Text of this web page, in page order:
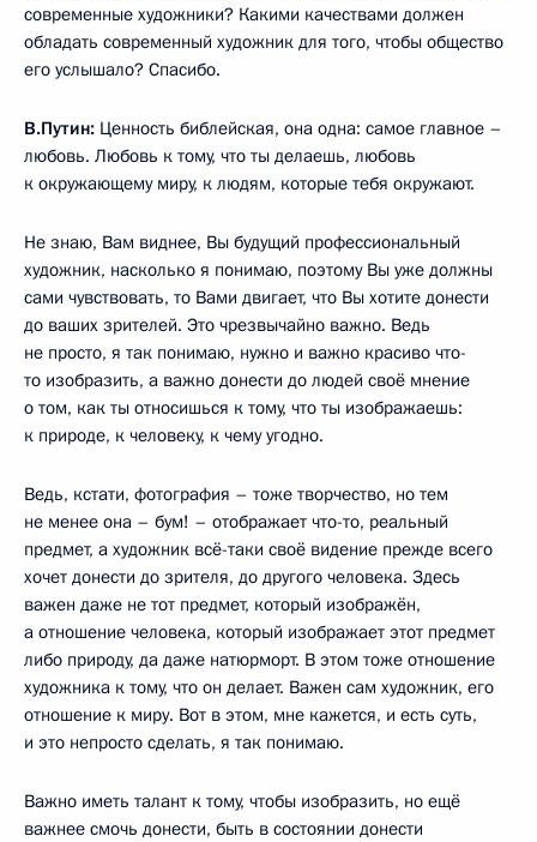
современные художники? Какими качествами должен
обладать современный художник для того, чтобы общество
его услышало? Спасибо.
В.Путин: Ценность библейская, она одна: самое главное –
любовь. Любовь к тому, что ты делаешь, любовь
к окружающему миру, к людям, которые тебя окружают.
Не знаю, Вам виднее, Вы будущий профессиональный
художник, насколько я понимаю, поэтому Вы уже должны
сами чувствовать, то Вами двигает, что Вы хотите донести
до ваших зрителей. Это чрезвычайно важно. Ведь
не просто, я так понимаю, нужно и важно красиво что-
то изобразить, а важно донести до людей своё мнение
о том, как ты относишься к тому, что ты изображаешь:
к природе, к человеку, к чему угодно.
Ведь, кстати, фотография – тоже творчество, но тем
не менее она – бум! – отображает что-то, реальный
предмет, а художник всё-таки своё видение прежде всего
хочет донести до зрителя, до другого человека. Здесь
важен даже не тот предмет, который изображён,
а отношение человека, который изображает этот предмет
либо природу, да даже натюрморт. В этом тоже отношение
художника к тому, что он делает. Важен сам художник, его
отношение к миру. Вот в этом, мне кажется, и есть суть,
и это непросто сделать, я так понимаю.
Важно иметь талант к тому, чтобы изобразить, но ещё
важнее смочь донести, быть в состоянии донести